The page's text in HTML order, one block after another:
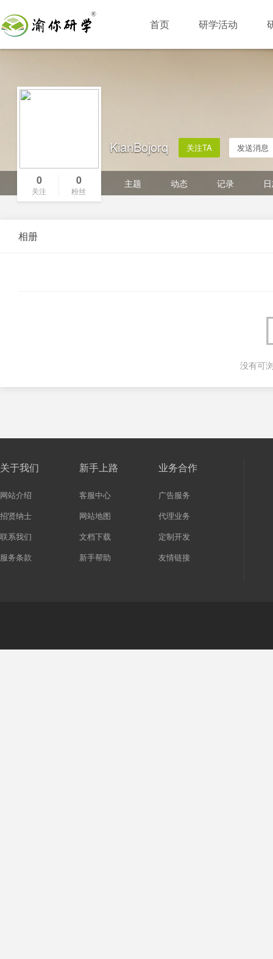
首页 研学活动
0
关注
0
粉丝
KianBojorq 关注TA 发送消息
主题 动态 记录
相册
没有可
关于我们
网站介绍
招贤纳士
联系我们
服务条款
新手上路
客服中心
网站地图
文档下载
新手帮助
业务合作
广告服务
代理业务
定制开发
友情链接